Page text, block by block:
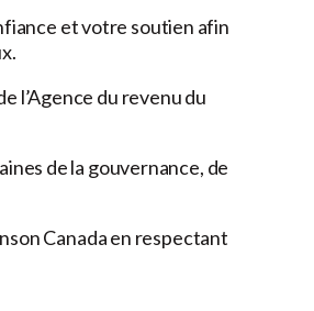
et votre soutien afin
l’Agence du revenu du
de la gouvernance, de
Canada en respectant